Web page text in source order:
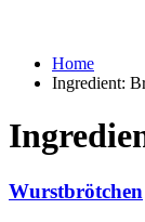
Home
Ingredient:
Wurstbrötchen